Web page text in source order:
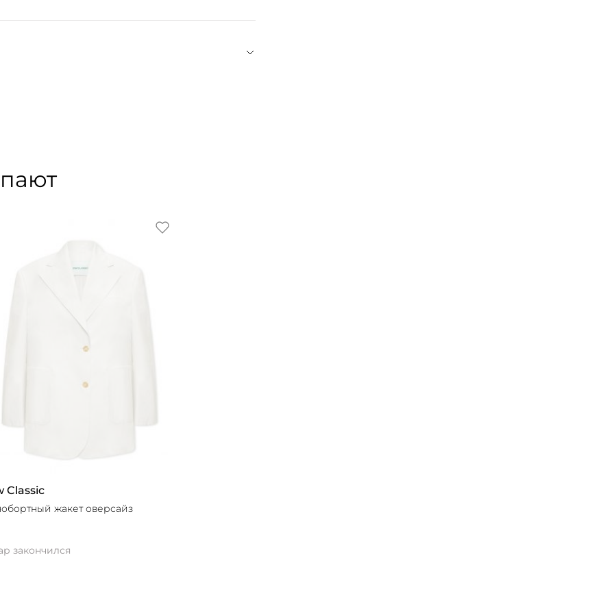
на пуговицах сзади. Шлевки для пояса,
Classic
жакет оверсайз
закончился